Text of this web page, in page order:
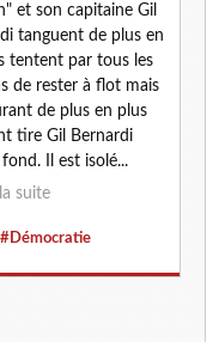
et son capitaine Gil
tanguent de plus en
tentent par tous les
de rester à flot mais
de plus en plus
tire Gil Bernardi
Il est isolé...
suite
#Démocratie